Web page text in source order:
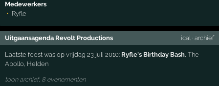
Medewerkers
Ryfle
Uitgaansagenda Revolt Productions ical · archief
Laatste feest was op vrijdag 23 juli 2010: Ryfle's Birthday Bash,The
Apollo, Helden
toon archief, 8 evenementen